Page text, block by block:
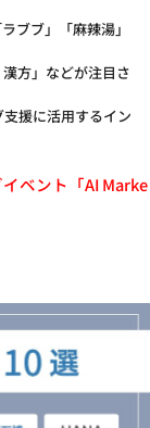
ブブ」「麻辣湯」
方」などが注目さ
援に活用するイン
ベント「AI Marke